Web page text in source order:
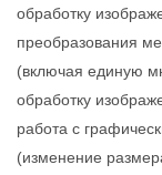
обработку
преобразования
(включая единую
обработку
работа с
(изменение